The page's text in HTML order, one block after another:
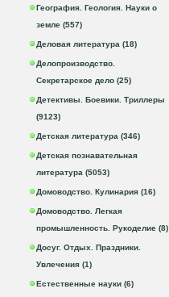
География. Геология. Науки о
земле (557)
Деловая литература (18)
Делопроизводство.
Секретарское дело (25)
Детективы. Боевики. Триллеры
(9123)
Детская литература (346)
Детская познавательная
литература (5053)
Домоводство. Кулинария (16)
Домоводство. Легкая
промышленность. Рукоделие (8)
Досуг. Отдых. Праздники.
Увлечения (1)
Естественные науки (6)